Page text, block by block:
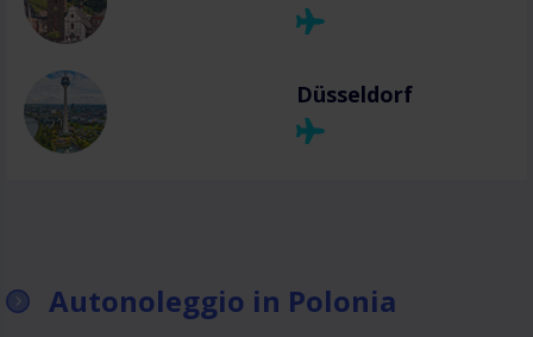
Düsseldorf
Autonoleggio in Polonia